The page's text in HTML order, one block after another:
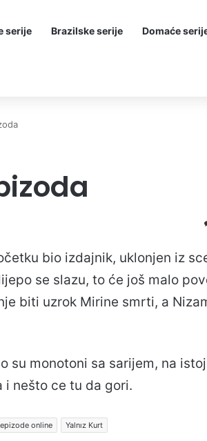
serije Brazilske serije Domaće
bio izdajnik, uklonjen iz
se slazu, to će još malo
biti uzrok Mirine smrti, a
su monotoni sa sarijem, na
i nešto ce tu da gori.
online Yalnız Kurt